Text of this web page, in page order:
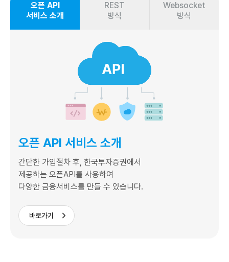
오픈 API
서비스 소개
REST
방식
Websocket
방식
오픈 API 서비스 소개
간단한 가입절차 후, 한국투자증권에서
제공하는 오픈API를 사용하여
다양한 금융서비스를 만들 수 있습니다.
바로가기